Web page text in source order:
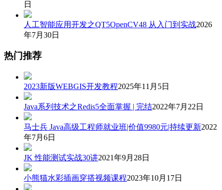
日
人工智能应用开发之QT5OpenCV48 从入门到实战2026
年7月30日
热门推荐
2023新版WEBGIS开发教程2025年11月5日
Java系列技术之Redis5全面掌握 | 完结2022年7月22日
马士兵 Java高级工程师就业班|价值9980元|持续更新2022
年7月6日
JK 性能测试实战30讲2021年9月28日
小熊猫水彩插画穿搭视频课程2023年10月17日